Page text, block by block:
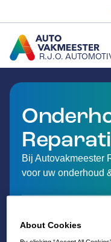
R.J.O.
GA NAAR DE
Bij Autovakmeester
voor uw onderhoud
About Cookies